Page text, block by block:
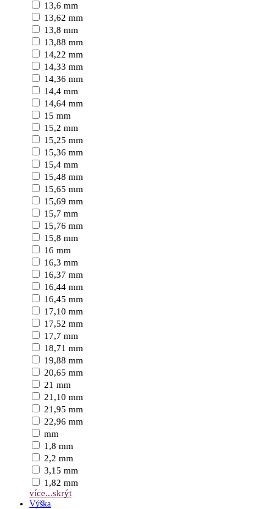
13,6 mm
13,62 mm
13,8 mm
13,88 mm
14,22 mm
14,33 mm
14,36 mm
14,4 mm
14,64 mm
15 mm
15,2 mm
15,25 mm
15,36 mm
15,4 mm
15,48 mm
15,65 mm
15,69 mm
15,7 mm
15,76 mm
15,8 mm
16 mm
16,3 mm
16,37 mm
16,44 mm
16,45 mm
17,10 mm
17,52 mm
17,7 mm
18,71 mm
19,88 mm
20,65 mm
21 mm
21,10 mm
21,95 mm
22,96 mm
mm
1,8 mm
2,2 mm
3,15 mm
1,82 mm
více...skrýt
Výška